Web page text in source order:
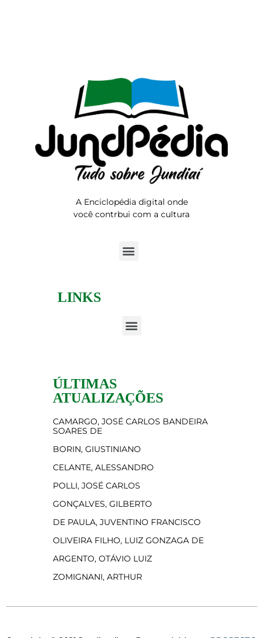
A Enciclopédia digital onde
você contrbui com a cultura
LINKS
ÚLTIMAS
ATUALIZAÇÕES
CAMARGO, JOSÉ CARLOS BANDEIRA
SOARES DE
BORIN, GIUSTINIANO
CELANTE, ALESSANDRO
POLLI, JOSÉ CARLOS
GONÇALVES, GILBERTO
DE PAULA, JUVENTINO FRANCISCO
OLIVEIRA FILHO, LUIZ GONZAGA DE
ARGENTO, OTÁVIO LUIZ
ZOMIGNANI, ARTHUR